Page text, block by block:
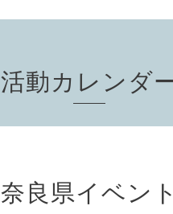
活動カレンダ
奈良県イベント